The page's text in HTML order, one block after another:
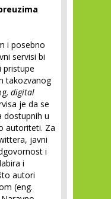
i posebno
servisi bi
pristupe
takozvanog
digital
je da se
dostupnih u
autoriteti. Za
javni
i
i
autori
(eng.